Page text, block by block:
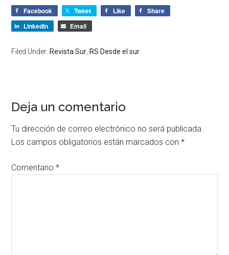
Facebook Tweet Like
Share
LinkedIn
Email
Filed Under: Revista Sur RS Desde el sur
Deja un comentario
Tu dirección de correo electrónico no será publicada.
Los campos obligatorios están marcados con*
Comentario*